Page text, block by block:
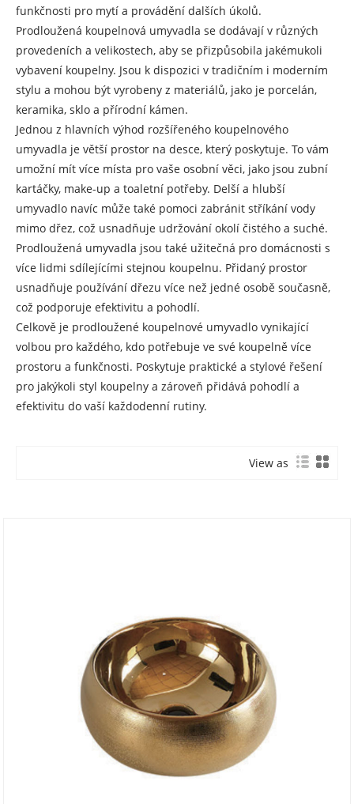
funkčnosti pro mytí a provádění dalších úkolů.
Prodloužená koupelnová umyvadla se dodávají v různých
provedeních a velikostech, aby se přizpůsobila jakémukoli
vybavení koupelny. Jsou k dispozici v tradičním i moderním
stylu a mohou být vyrobeny z materiálů, jako je porcelán,
keramika, sklo a přírodní kámen.
Jednou z hlavních výhod rozšířeného koupelnového
umyvadla je větší prostor na desce, který poskytuje. To vám
umožní mít více místa pro vaše osobní věci, jako jsou zubní
kartáčky, make-up a toaletní potřeby. Delší a hlubší
umyvadlo navíc může také pomoci zabránit stříkání vody
mimo dřez, což usnadňuje udržování okolí čistého a suché.
Prodloužená umyvadla jsou také užitečná pro domácnosti s
více lidmi sdílejícími stejnou koupelnu. Přidaný prostor
usnadňuje používání dřezu více než jedné osobě současně,
což podporuje efektivitu a pohodlí.
Celkově je prodloužené koupelnové umyvadlo vynikající
volbou pro každého, kdo potřebuje ve své koupelně více
prostoru a funkčnosti. Poskytuje praktické a stylové řešení
pro jakýkoli styl koupelny a zároveň přidává pohodlí a
efektivitu do vaší každodenní rutiny.
View as